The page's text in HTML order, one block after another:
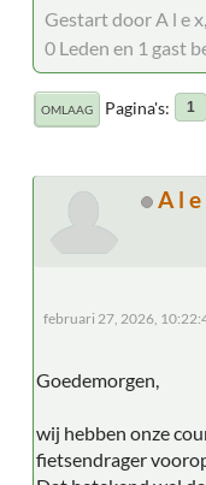
Gestart door A l e
0 Leden en 1 gast
OMLAAG Pagina's 1
A l
februari 27, 2026,
Goedemorgen,
wij hebben onze
fietsendrager